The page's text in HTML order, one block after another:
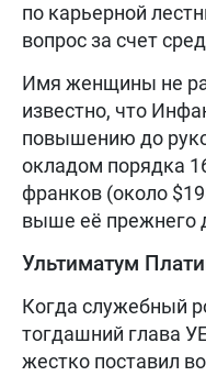
по карьерной
вопрос за счет
Имя женщины не
известно, что
повышению до
окладом порядка
франков (около
выше её прежнего
Ультиматум
Когда служебный
тогдашний глава
жестко поставил